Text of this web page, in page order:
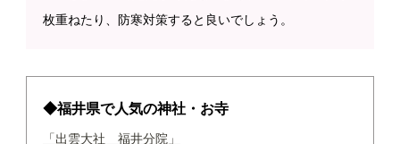
枚重ねたり、防寒対策すると良いでしょう。
◆福井県で人気の神社・お寺
「出雲大社 福井分院」